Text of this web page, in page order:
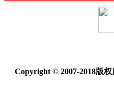
Copyright © 2007-2018版权